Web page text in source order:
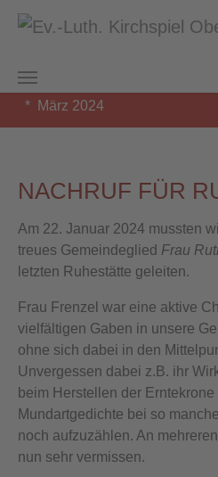
Zum Hauptinhalt springen
Sie sind hier:
Kirchspiel Oberes Spreetal
März 2024
NACHRUF FÜR
Am 22. Januar 2024 mussten
treues Gemeindeglied Frau
letzten Ruhestätte geleiten.
Frau Frenzel war eine aktive
vielfältigen Gaben in unsere
ohne sich dabei in den
Unvergessen dabei z.B. ihr
beim Herstellen der
Mundartgedichte bei so
noch aufzuzählen. An
nun sehr vermissen.